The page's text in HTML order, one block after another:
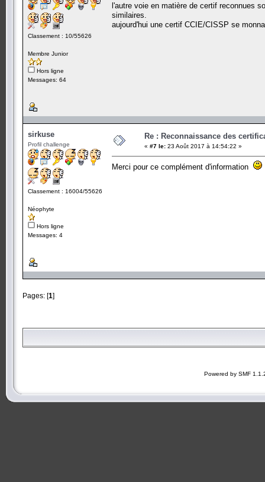
Classement : 10/55626
Membre Junior
Hors ligne
Messages: 64
l'autre voie en matière de certif reconnues
similaires.
aujourd'hui une certif CCIE/CISSP se
sirkuse
Profil challenge
Classement : 16004/55626
Néophyte
Hors ligne
Messages: 4
Re : Reconnaissance des
« #7 le: 23 Août 2017 à 14:54:22 »
Merci pour ce complément d'information
Pages: [1]
Powered by SMF